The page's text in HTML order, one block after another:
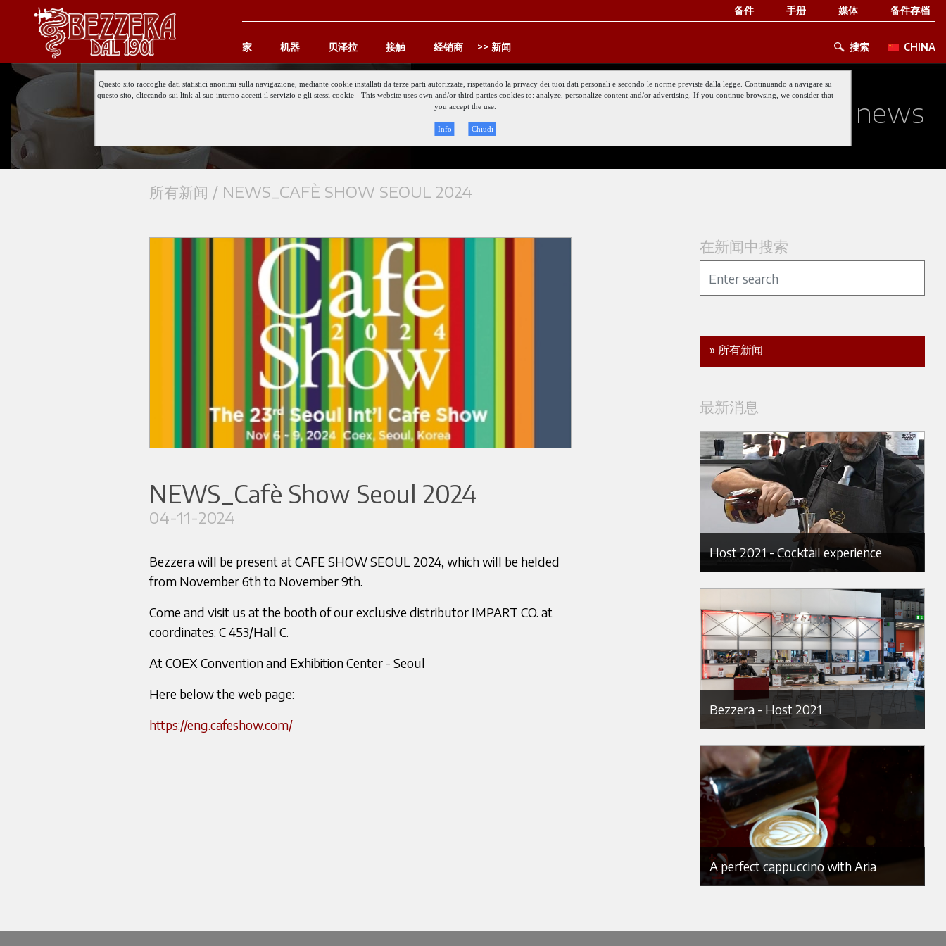
备件存档
媒体
手册
备件
家 机器 贝泽拉 接触 经销商 新闻 搜索 CHINA
Questo sito raccoglie dati statistici anonimi sulla navigazione, mediante cookie installati da terze parti autorizzate, rispettando la privacy dei tuoi dati personali e secondo le norme previste dalla legge. Continuando a navigare su
questo sito, cliccando sui link al suo interno accetti il servizio e gli stessi cookie - This website uses own and/or third parties cookies to: analyze, personalize content and/or advertising. If you continue browsing, we consider that
you accept the use.
Info ChiudiKeep updated about our last news
所有新闻 / NEWS_CAFÈ SHOW SEOUL 2024
NEWS_Cafè Show Seoul 2024
04-11-2024
Bezzera will be present at CAFE SHOW SEOUL 2024, which will be helded
from November 6th to November 9th.
Come and visit us at the booth of our exclusive distributor IMPART CO. at
coordinates: C 453/Hall C.
At COEX Convention and Exhibition Center - Seoul
Here below the web page:
https://eng.cafeshow.com/
在新闻中搜索
» 所有新闻
最新消息
Host 2021 - Cocktail experience
Bezzera - Host 2021
A perfect cappuccino with Aria